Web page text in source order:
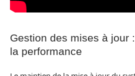
Gestion des mises à jour
la performance